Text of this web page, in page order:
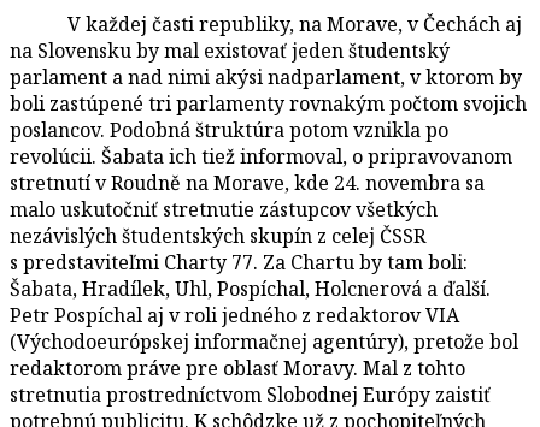
V každej časti republiky, na Morave, v Čechách aj
na Slovensku by mal existovať jeden študentský
parlament a nad nimi akýsi nadparlament, v ktorom by
boli zastúpené tri parlamenty rovnakým počtom svojich
poslancov. Podobná štruktúra potom vznikla po
revolúcii. Šabata ich tiež informoval, o pripravovanom
stretnutí v Roudně na Morave, kde 24. novembra sa
malo uskutočniť stretnutie zástupcov všetkých
nezávislých študentských skupín z celej ČSSR
s predstaviteľmi Charty 77. Za Chartu by tam boli:
Šabata, Hradílek, Uhl, Pospíchal, Holcnerová a ďalší.
Petr Pospíchal aj v roli jedného z redaktorov VIA
(Východoeurópskej informačnej agentúry), pretože bol
redaktorom práve pre oblasť Moravy. Mal z tohto
stretnutia prostredníctvom Slobodnej Európy zaistiť
potrebnú publicitu. K schôdzke už z pochopiteľných